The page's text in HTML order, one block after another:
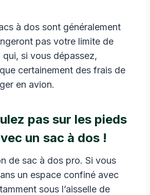
à dos sont généralement
pas votre limite de
si vous dépassez,
certainement des frais de
en avion.
pas sur les pieds
un sac à dos !
de sac à dos pro. Si vous
un espace confiné avec
sous l’aisselle de